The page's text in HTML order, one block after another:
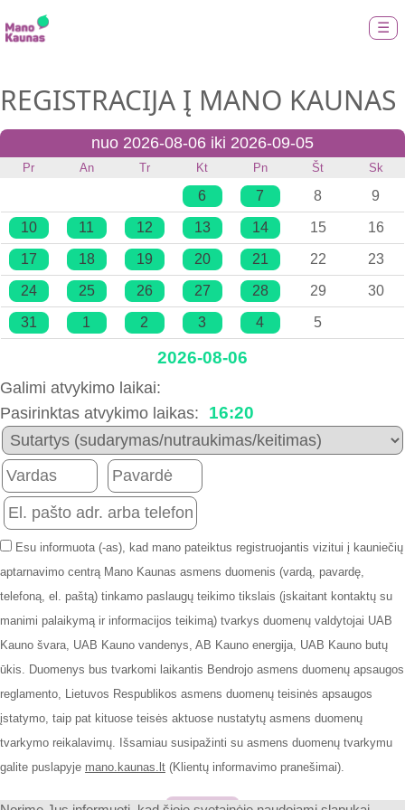
☰
REGISTRACIJA Į MANO KAUNAS
nuo 2026-08-06 iki 2026-09-05
Pr An Tr Kt Pn Št Sk
6 7 8 9
10 11 12 13 14 15 16
17 18 19 20 21 22 23
24 25 26 27 28 29 30
31 1 2 3 4 5
2026-08-06
Galimi atvykimo laikai:
Pasirinktas atvykimo laikas:
16:20
Esu informuota (-as), kad mano pateiktus registruojantis vizitui į kauniečių
aptarnavimo centrą Mano Kaunas asmens duomenis (vardą, pavardę,
telefoną, el. paštą) tinkamo paslaugų teikimo tikslais (įskaitant kontaktų su
manimi palaikymą ir informacijos teikimą) tvarkys duomenų valdytojai UAB
Kauno švara, UAB Kauno vandenys, AB Kauno energija, UAB Kauno butų
ūkis. Duomenys bus tvarkomi laikantis Bendrojo asmens duomenų apsaugos
reglamento, Lietuvos Respublikos asmens duomenų teisinės apsaugos
įstatymo, taip pat kituose teisės aktuose nustatytų asmens duomenų
tvarkymo reikalavimų. Išsamiau susipažinti su asmens duomenų tvarkymu
galite puslapyje mano.kaunas.lt (Klientų informavimo pranešimai).